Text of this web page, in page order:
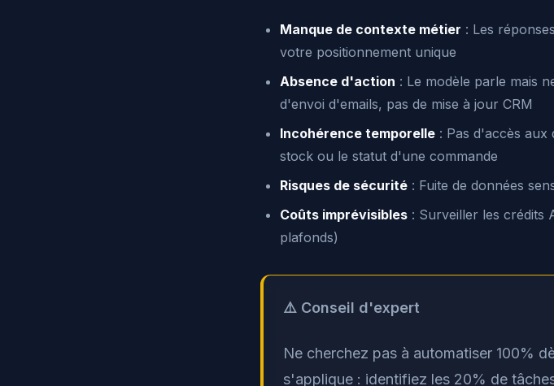
Manque de contexte métier : Les
votre positionnement unique
Absence d'action : Le modèle parle mais
d'envoi d'emails, pas de mise à jour CRM
Incohérence temporelle : Pas d'accès aux
stock ou le statut d'une commande
Risques de sécurité : Fuite de données
Coûts imprévisibles : Surveiller les crédits
plafonds)
⚠️ Conseil d'expert
Ne cherchez pas à automatiser 100%
s'applique : identifiez les 20% de